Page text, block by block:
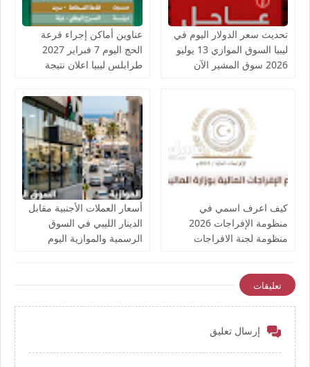
تحديث سعر الدولار اليوم في
ليبيا السوق الموازي 13 يوليو
2026 سوق المشير الآن
عناوين أماكن إجراء قرعة
الحج اليوم 7 فبراير 2027
طرابلس ليبيا اعلان نتيجة
كيف اعرف اسمي في
منظومة الإفراجات 2026
منظومة لجنة الافراجات
تعيين 2727 موظف
أسعار العملات الأجنبية مقابل
الدينار الليبي في السوق
الرسمية والموازية اليوم
تعليقات
إرسال تعليق